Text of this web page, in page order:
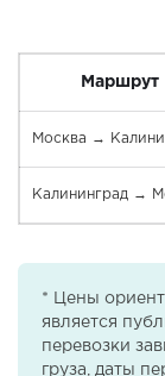
Маршрут
Москва →
Калининград →
* Цены
является
перевозки
груза, даты